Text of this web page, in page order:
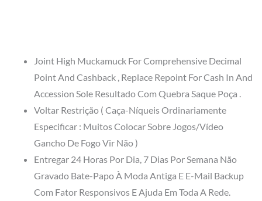
Joint High Muckamuck For Comprehensive Decimal
Point And Cashback , Replace Repoint For Cash In And
Accession Sole Resultado Com Quebra Saque Poça .
Voltar Restrição ( Caça-Níqueis Ordinariamente
Especificar : Muitos Colocar Sobre Jogos/Vídeo
Gancho De Fogo Vir Não )
Entregar 24 Horas Por Dia, 7 Dias Por Semana Não
Gravado Bate-Papo À Moda Antiga E E-Mail Backup
Com Fator Responsivos E Ajuda Em Toda A Rede.